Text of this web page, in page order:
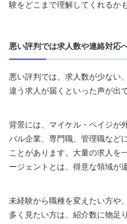
験をどこまで理解してくれるか
悪い評判では求人数や連絡対応
悪い評判では、求人数が少ない
違う求人が届くといった声が出
背景には、マイケル・ペイジが
バル企業、専門職、管理職など
ことがあります。大量の求人を
ージェントとは、得意な領域が
未経験から職種を変えたい方や
多く見たい方は、紹介数に物足